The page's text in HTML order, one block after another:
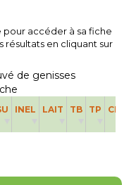
pour accéder à sa fiche
résultats en cliquant sur
de genisses
INEL LAIT TB TP CEL